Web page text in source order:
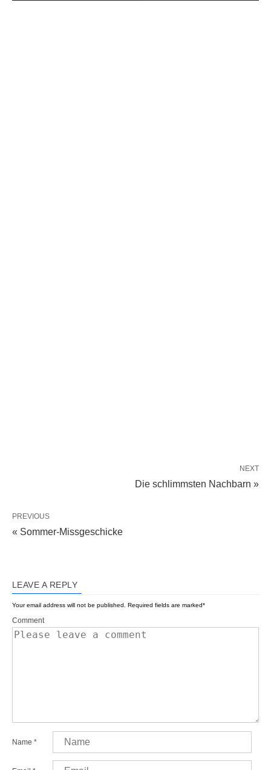
NEXT
Die schlimmsten Nachbarn »
PREVIOUS
« Sommer-Missgeschicke
LEAVE A REPLY
Your email address will not be published. Required fields are marked*
Comment
Name *